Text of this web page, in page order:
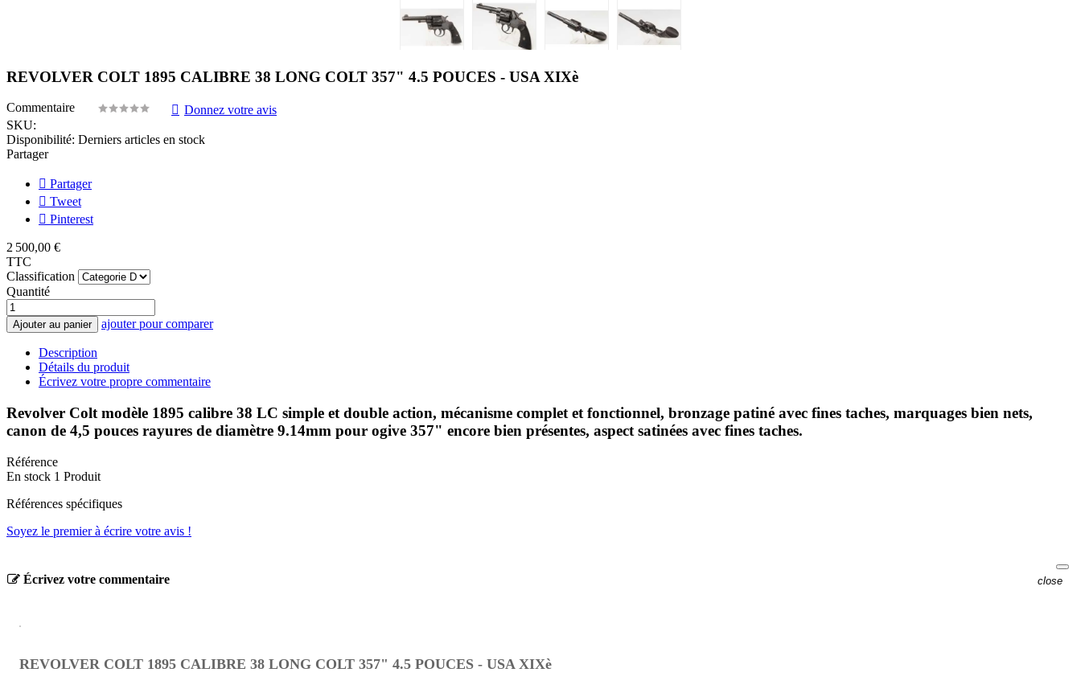
REVOLVER COLT 1895 CALIBRE 38 LONG COLT 357" 4.5 POUCES - USA XIXè
Commentaire
Donnez votre avis
SKU:
Disponibilité: Derniers articles en stock
Partager
Partager
Tweet
Pinterest
2 500,00 €
TTC
Classification
Quantité
Ajouter au panier ajouter pour comparer
Description
Détails du produit
Écrivez votre propre commentaire
Revolver Colt modèle 1895 calibre 38 LC simple et double action, mécanisme complet et fonctionnel, bronzage patiné avec fines taches, marquages bien nets,
canon de 4,5 pouces rayures de diamètre 9.14mm pour ogive 357" encore bien présentes, aspect satinées avec fines taches.
Référence
En stock 1 Produit
Références spécifiques
Soyez le premier à écrire votre avis !
Écrivez votre commentaire close
REVOLVER COLT 1895 CALIBRE 38 LONG COLT 357" 4.5 POUCES - USA XIXè